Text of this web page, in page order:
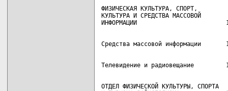
ФИЗИЧЕСКАЯ КУЛЬТУРА, СПОРТ,
КУЛЬТУРА И СРЕДСТВА МАССОВОЙ
ОТДЕЛ ФИЗИЧЕСКОЙ КУЛЬТУРЫ, СПОРТА